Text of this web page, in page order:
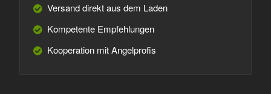
Versand direkt aus dem Laden
Kompetente Empfehlungen
Kooperation mit Angelprofis